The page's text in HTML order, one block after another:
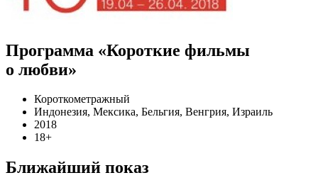
Программа «Короткие фильмы
о любви»
Короткометражный
Индонезия, Мексика, Бельгия, Венгрия, Израиль
2018
18+
Ближайший показ